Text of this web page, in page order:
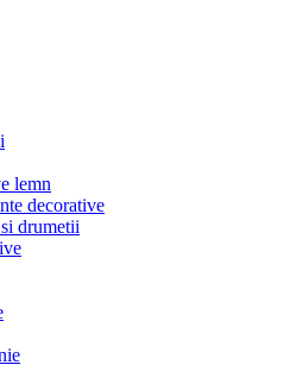
lemn
decorative
drumetii